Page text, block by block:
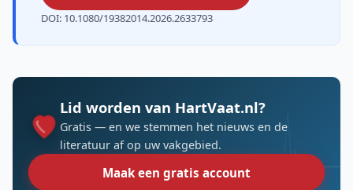
DOI: 10.1080/19382014.2026.2633793
Lid worden van HartVaat.nl?
Gratis — en we stemmen het nieuws en de
literatuur af op uw vakgebied.
Maak een gratis account